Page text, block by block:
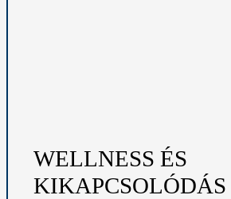
WELLNESS ÉS
KIKAPCSOLÓDÁS